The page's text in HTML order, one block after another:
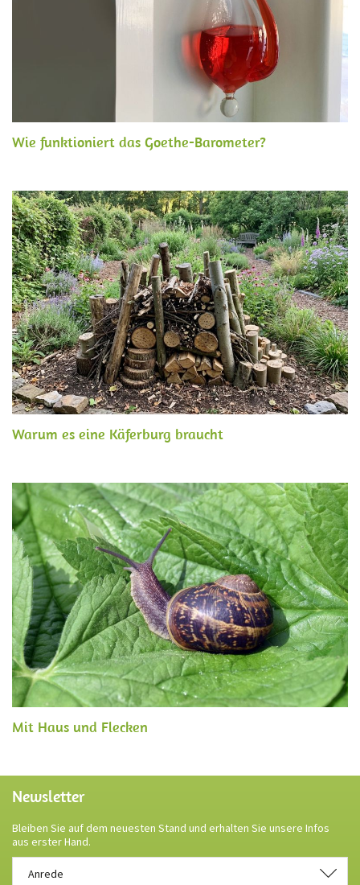
Wie funktioniert das Goethe-Barometer?
Warum es eine Käferburg braucht
Mit Haus und Flecken
Newsletter
Bleiben Sie auf dem neuesten Stand und erhalten Sie unsere Infos
aus erster Hand.
Anrede
Anrede